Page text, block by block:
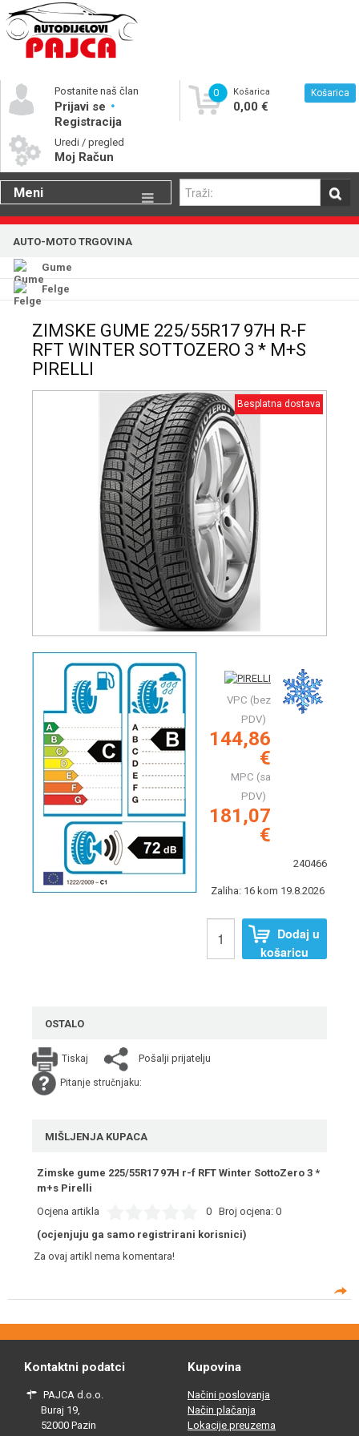
Postanite naš član
Prijavi se
Registracija
Uredi / pregled
Moj Račun
0 Košarica
0,00 €
Košarica
Meni
Gume
Katalog rezervnih dijelova
AUTO-MOTO TRGOVINA
Gume
Felge
ZIMSKE GUME 225/55R17 97H R-F
RFT WINTER SOTTOZERO 3 * M+S
PIRELLI
Besplatna dostava
VPC (bez
PDV)
144,86
€
MPC (sa
PDV)
181,07
€
240466
Zaliha: 16 kom 19.8.2026
Dodaj u
košaricu
OSTALO
Tiskaj Pošalji prijatelju
Pitanje stručnjaku:
MIŠLJENJA KUPACA
Zimske gume 225/55R17 97H r-f RFT Winter SottoZero 3 *
m+s Pirelli
Ocjena artikla
0 Broj ocjena: 0
(ocjenjuju ga samo registrirani korisnici)
Za ovaj artikl nema komentara!
Kontaktni podatci
PAJCA d.o.o.
Buraj 19,
52000 Pazin
Kupovina
Načini poslovanja
Način plačanja
Lokacije preuzema